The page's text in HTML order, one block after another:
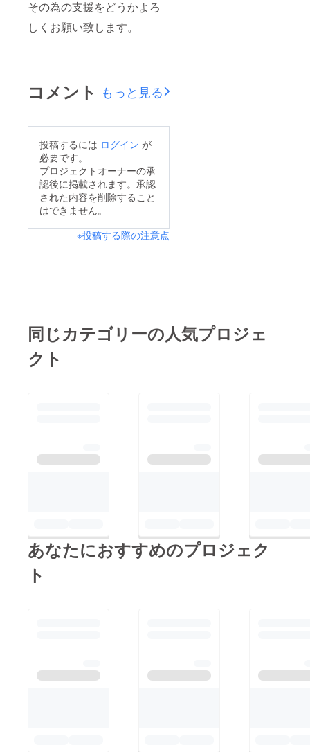
その為の支援をどうかよろ
しくお願い致します。
コメント もっと見る
投稿するには ログイン が
必要です。
プロジェクトオーナーの承
認後に掲載されます。承認
された内容を削除すること
はできません。
※投稿する際の注意点
同じカテゴリーの人気プロジェ
クト
あなたにおすすめのプロジェク
ト